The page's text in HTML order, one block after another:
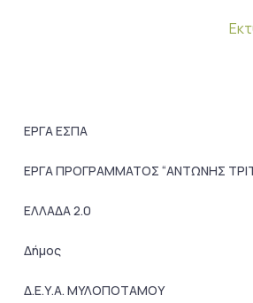
ΕΡΓΑ ΕΣΠΑ
ΕΡΓΑ ΠΡΟΓΡΑΜΜΑΤΟΣ “ΑΝΤΩΝΗΣ
ΕΛΛΑΔΑ 2.0
Δήμος
Δ.Ε.Υ.Α. ΜΥΛΟΠΟΤΑΜΟΥ